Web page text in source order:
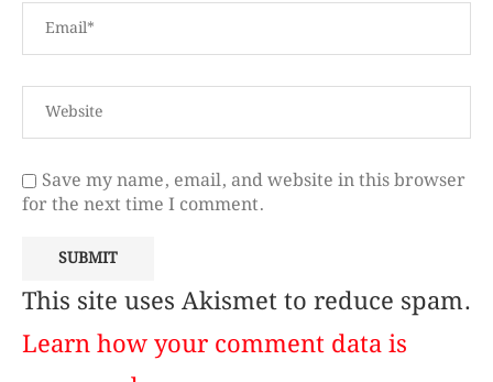
Save my name, email, and website in this browser
for the next time I comment.
This site uses Akismet to reduce spam.
Learn how your comment data is